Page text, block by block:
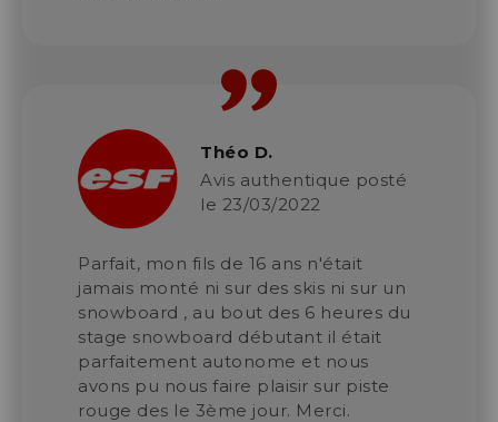
Théo D.
Avis authentique posté
le 23/03/2022
Parfait, mon fils de 16 ans n'était
jamais monté ni sur des skis ni sur un
snowboard , au bout des 6 heures du
stage snowboard débutant il était
parfaitement autonome et nous
avons pu nous faire plaisir sur piste
rouge des le 3ème jour. Merci.